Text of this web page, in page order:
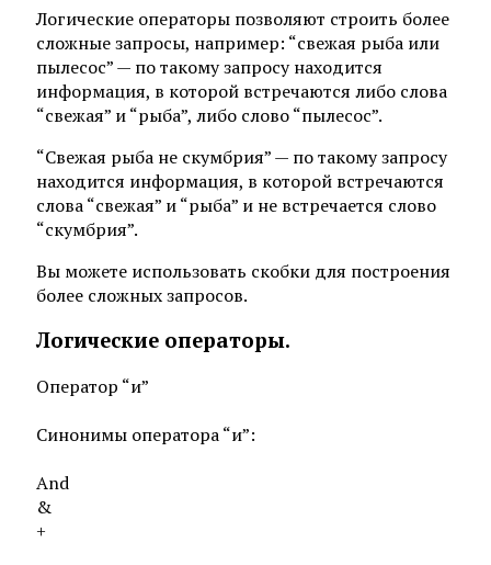
Логические операторы позволяют строить более
сложные запросы, например: “свежая рыба или
пылесос” — по такому запросу находится
информация, в которой встречаются либо слова
“свежая” и “рыба”, либо слово “пылесос”.
“Свежая рыба не скумбрия” — по такому запросу
находится информация, в которой встречаются
слова “свежая” и “рыба” и не встречается слово
“скумбрия”.
Вы можете использовать скобки для построения
более сложных запросов.
Логические операторы.
Оператор “и”
Синонимы оператора “и”:
And
&
+